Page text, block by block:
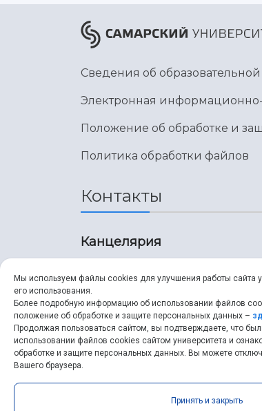
Сведения об
Электронная информационно-
Положение об обработке и
Политика обработки файлов
Контакты
Канцелярия
8 (846) 267-43-70
ssau@ssau.ru
Мы используем файлы cookies для улучшения работы сайта
его использования.
Более подробную информацию об использовании файлов
положение об обработке и защите персональных данных –
Продолжая пользоваться сайтом, вы подтверждаете, что
использовании файлов cookies сайтом университета и
обработке и защите персональных данных. Вы можете
Вашего браузера.
Принять и закрыть